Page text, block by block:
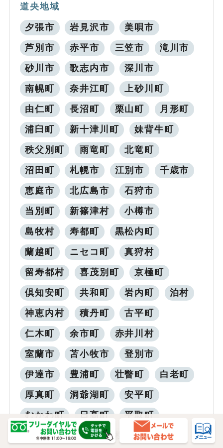
道央地域
夕張市 岩見沢市 美唄市
芦別市 赤平市 三笠市 滝川市
砂川市 歌志内市 深川市
南幌町 奈井江町 上砂川町
由仁町 長沼町 栗山町 月形町
浦臼町 新十津川町 妹背牛町
秩父別町 雨竜町 北竜町
沼田町 札幌市 江別市 千歳市
恵庭市 北広島市 石狩市
当別町 新篠津村 小樽市
島牧村 寿都町 黒松内町
蘭越町 ニセコ町 真狩村
留寿都村 喜茂別町 京極町
倶知安町 共和町 岩内町 泊村
神恵内村 積丹町 古平町
仁木町 余市町 赤井川村
室蘭市 苫小牧市 登別市
伊達市 豊浦町 壮瞥町 白老町
厚真町 洞爺湖町 安平町
むかわ町 日高町 平取町
新冠町 浦河町 様似町